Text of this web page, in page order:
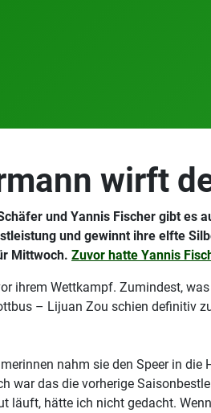
wirft
und Yannis Fischer gibt
und gewinnt ihre elfte
Mittwoch. Zuvor hatte Yannis
ihrem Wettkampf. Zumindest,
– Lijuan Zou schien definitiv
nahm sie den Speer in
war das die vorherige
läuft, hätte ich nicht gedacht.